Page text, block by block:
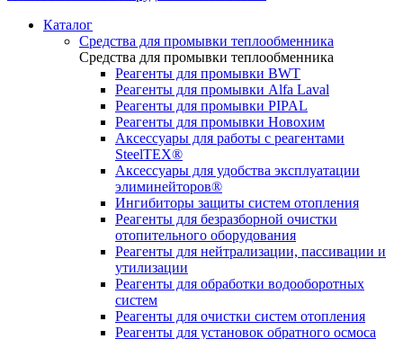
Каталог
Средства для промывки теплообменника
Средства для промывки теплообменника
Реагенты для промывки BWT
Реагенты для промывки Alfa Laval
Реагенты для промывки PIPAL
Реагенты для промывки Новохим
Аксессуары для работы с реагентами
SteelTEX®
Аксессуары для удобства эксплуатации
элиминейторов®
Ингибиторы защиты систем отопления
Реагенты для безразборной очистки
отопительного оборудования
Реагенты для нейтрализации, пассивации и
утилизации
Реагенты для обработки водооборотных
систем
Реагенты для очистки систем отопления
Реагенты для установок обратного осмоса